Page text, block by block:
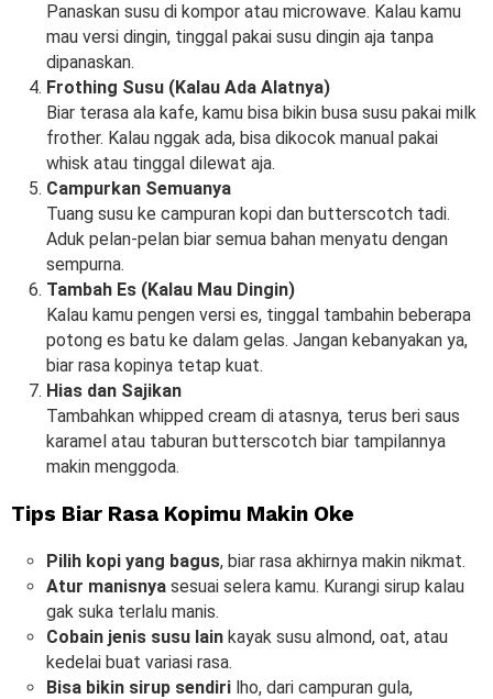
Panaskan susu di kompor atau microwave. Kalau kamu
mau versi dingin, tinggal pakai susu dingin aja tanpa
dipanaskan.
Frothing Susu (Kalau Ada Alatnya)
Biar terasa ala kafe, kamu bisa bikin busa susu pakai milk
frother. Kalau nggak ada, bisa dikocok manual pakai
whisk atau tinggal dilewat aja.
Campurkan Semuanya
Tuang susu ke campuran kopi dan butterscotch tadi.
Aduk pelan-pelan biar semua bahan menyatu dengan
sempurna.
Tambah Es (Kalau Mau Dingin)
Kalau kamu pengen versi es, tinggal tambahin beberapa
potong es batu ke dalam gelas. Jangan kebanyakan ya,
biar rasa kopinya tetap kuat.
Hias dan Sajikan
Tambahkan whipped cream di atasnya, terus beri saus
karamel atau taburan butterscotch biar tampilannya
makin menggoda.
Tips Biar Rasa Kopimu Makin Oke
Pilih kopi yang bagus, biar rasa akhirnya makin nikmat.
Atur manisnya sesuai selera kamu. Kurangi sirup kalau
gak suka terlalu manis.
Cobain jenis susu lain kayak susu almond, oat, atau
kedelai buat variasi rasa.
Bisa bikin sirup sendiri lho, dari campuran gula,